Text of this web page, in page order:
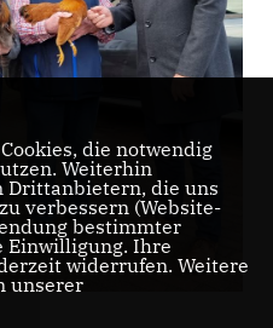
die notwendig
Weiterhin
Drittanbietern, die uns
verbessern (Website-
bestimmter
Einwilligung. Ihre
widerrufen. Weitere
unserer